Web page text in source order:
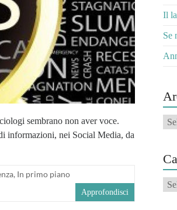
sembrano non aver voce.
informazioni, nei Social Media, da
, In primo piano
Approfondisci
Il
Se